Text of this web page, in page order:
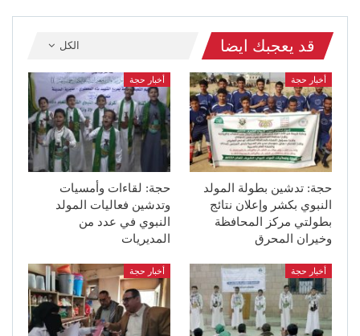
الكل قد يعجبك ايضا
أخبار حجة
حجة: تدشين بطولة المولد
النبوي بكشر وإعلان نتائج
بطولتي مركز المحافظة
وخيران المحرق
أخبار حجة
حجة: لقاءات وأمسيات
وتدشين فعاليات المولد
النبوي في عدد من
المديريات
أخبار حجة أخبار حجة